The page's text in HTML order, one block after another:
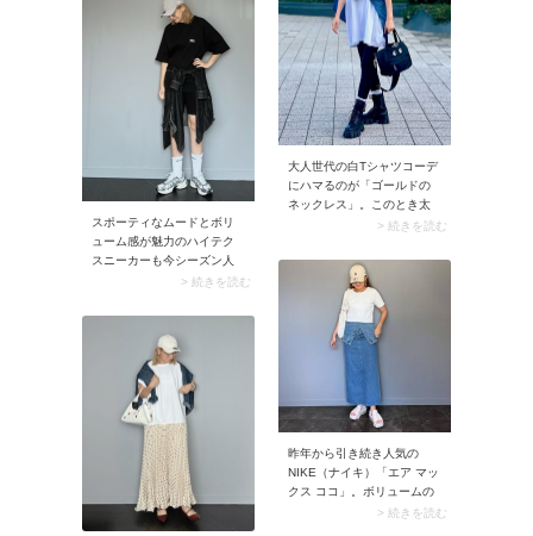
黒など濃色を選び、全体を
引き締めるのがコツ。上下
デニムのカジュアルな着合
わせが、程よくきれいめで
メリハリのあるスタイリン
グに決まります。
自分らしいおしゃれをアピ
ール。キャッチーな小物を
合わせてセンスよくまとめ
ると素敵！
大人世代の白Tシャツコーデ
にハマるのが「ゴールドの
ネックレス」。このとき太
めチェーンで取り入れると
華やかな雰囲気に。ラフな
白Tシャツがお出かけモード
に決まりますよ。
> 続きを読む
スポーティなムードとボリ
ューム感が魅力のハイテク
スニーカーも今シーズン人
気。メンズライクなカジュ
きれいめスタイルのハズし
に合わせても素敵ですよ。
色は白やグレー・シルバー
系を選ぶと、幅広いファッ
ションに合わせやすく便利
です。
> 続きを読む
昨年から引き続き人気の
NIKE（ナイキ）「エア マッ
クス ココ」。ボリュームの
ある厚底とスニーカー風の
> 続きを読む